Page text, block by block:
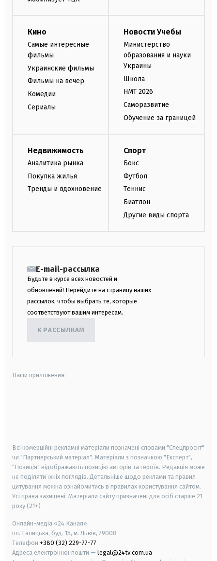
Кино
Самые интересные
фильмы
Украинские фильмы
Фильмы на вечер
Комедии
Сериалы
Новости Учебы
Министерство
образования и науки
Украины
Школа
НМТ 2026
Саморазвитие
Обучение за границей
Недвижимость
Аналитика рынка
Покупка жилья
Тренды и вдохновение
Спорт
Бокс
Футбол
Теннис
Биатлон
Другие виды спорта
E-mail-рассылка
Будьте в курсе всех новостей и
обновлений! Перейдите на страницу наших
рассылок, чтобы выбрать те, которые
соответствуют вашим интересам.
К РАССЫЛКАМ
Наши приложения:
Всі комерційні рекламні матеріали позначені словами "Спецпроєкт"
чи "Партнерський матеріал". Матеріали з позначкою "Експерт",
"Позиція" відображають позицію авторів та героїв. Редакція може
не поділяти їхніх поглядів. Детальніше щодо реклами та правил
цитування можна ознайомитись в правилах користування сайтом.
Усі права захищені. Матеріали сайту призначені для осіб старше 21
року (21+)
Онлайн-медіа «24 Канал»
пл. Галицька, буд. 15, м. Львів, 79008
Телефон +380 (32) 229-77-77
Адреса електронної пошти — legal@24tv.com.ua